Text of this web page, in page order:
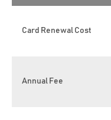
Card Renewal Cost
Annual Fee